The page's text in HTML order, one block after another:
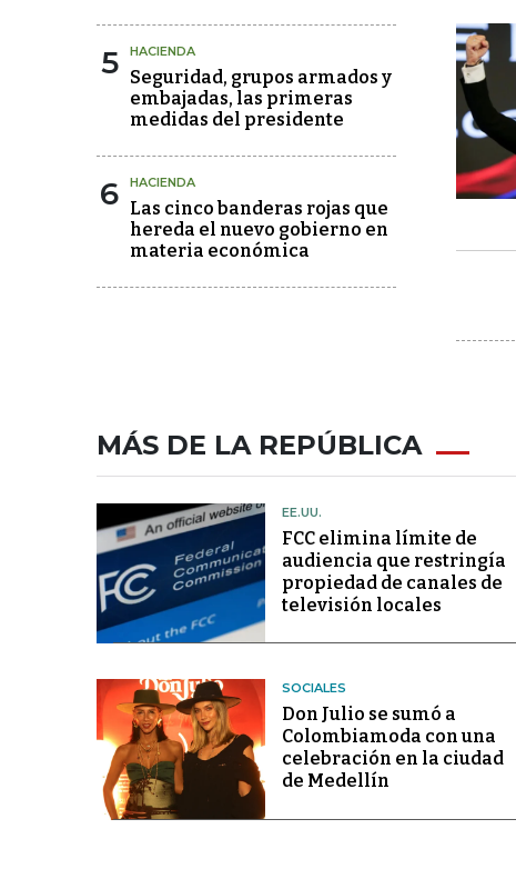
5 HACIENDA
Seguridad, grupos armados y
embajadas, las primeras
medidas del presidente
6 HACIENDA
Las cinco banderas rojas que
hereda el nuevo gobierno en
materia económica
MÁS DE LA REPÚBLICA
EE.UU.
FCC elimina límite de
audiencia que restringía
propiedad de canales de
televisión locales
SOCIALES
Don Julio se sumó a
Colombiamoda con una
celebración en la ciudad
de Medellín